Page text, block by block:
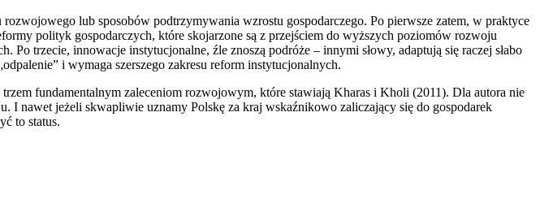
lub sposobów podtrzymywania wzrostu gospodarczego. Po pierwsze zatem, w praktyce
polityk gospodarczych, które skojarzone są z przejściem do wyższych poziomów rozwoju
trzecie, innowacje instytucjonalne, źle znoszą podróże – innymi słowy, adaptują się raczej słabo
i wymaga szerszego zakresu reform instytucjonalnych.
fundamentalnym zaleceniom rozwojowym, które stawiają Kharas i Kholi (2011). Dla autora nie
nawet jeżeli skwapliwie uznamy Polskę za kraj wskaźnikowo zaliczający się do gospodarek
to status.